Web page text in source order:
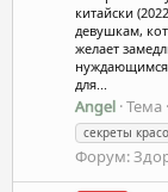
китайски
девушкам,
желает
нуждающимся
для...
Angel Тема
секреты
Форум: